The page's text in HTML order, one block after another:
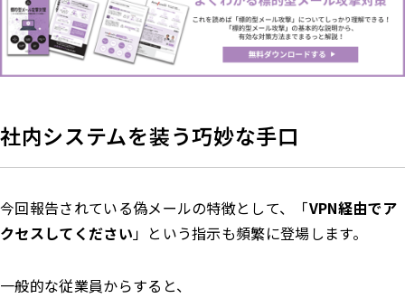
社内システムを装う巧妙な手口
今回報告されている偽メールの特徴として、「VPN経由でア
クセスしてください」という指示も頻繁に登場します。
一般的な従業員からすると、